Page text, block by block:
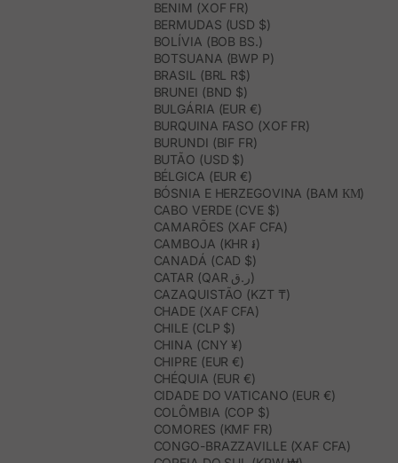
BENIM (XOF FR)
BERMUDAS (USD $)
BOLÍVIA (BOB BS.)
BOTSUANA (BWP P)
BRASIL (BRL R$)
BRUNEI (BND $)
BULGÁRIA (EUR €)
BURQUINA FASO (XOF FR)
BURUNDI (BIF FR)
BUTÃO (USD $)
BÉLGICA (EUR €)
BÓSNIA E HERZEGOVINA (BAM КМ)
CABO VERDE (CVE $)
CAMARÕES (XAF CFA)
CAMBOJA (KHR ៛)
CANADÁ (CAD $)
CATAR (QAR ر.ق)
CAZAQUISTÃO (KZT ₸)
CHADE (XAF CFA)
CHILE (CLP $)
CHINA (CNY ¥)
CHIPRE (EUR €)
CHÉQUIA (EUR €)
CIDADE DO VATICANO (EUR €)
COLÔMBIA (COP $)
COMORES (KMF FR)
CONGO-BRAZZAVILLE (XAF CFA)